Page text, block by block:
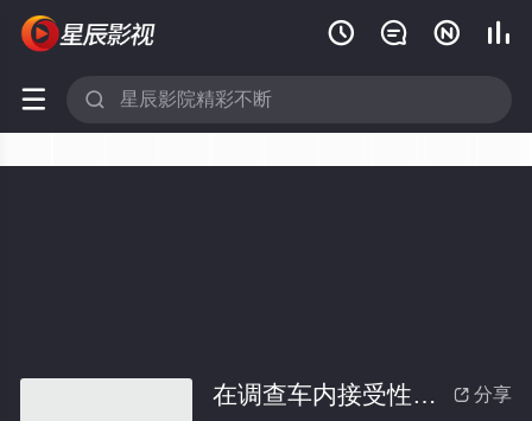
   
 
 分享
在调查车内接受性欲处理的护士